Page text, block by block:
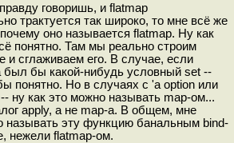
говоришь, и flatmap
трактуется так широко, то мне всё же
оно называется flatmap. Ну как
понятно. Там мы реально строим
и сглаживаем его. В случае, если
был бы какой-нибудь условный set --
понятно. Но в случаях с 'a option или
ну как это можно называть map-ом...
apply, а не map-а. В общем, мне
называть эту функцию банальным bind-
нежели flatmap-ом.